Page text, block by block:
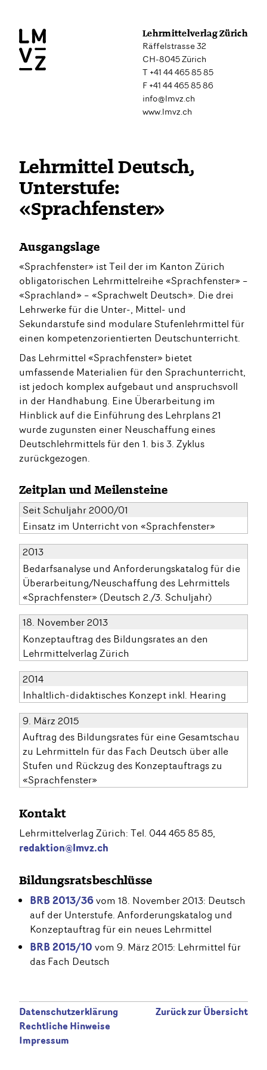
Lehrmittelverlag Zürich
Räffelstrasse 32
CH-8045 Zürich
T +41 44 465 85 85
F +41 44 465 85 86
info@lmvz.ch
www.lmvz.ch
Lehrmittel Deutsch,
Unterstufe:
«Sprachfenster»
Ausgangslage
«Sprachfenster» ist Teil der im Kanton Zürich
obligatorischen Lehrmittelreihe «Sprachfenster» –
«Sprachland» – «Sprachwelt Deutsch». Die drei
Lehrwerke für die Unter-, Mittel- und
Sekundarstufe sind modulare Stufenlehrmittel für
einen kompetenzorientierten Deutschunterricht.
Das Lehrmittel «Sprachfenster» bietet
umfassende Materialien für den Sprachunterricht,
ist jedoch komplex aufgebaut und anspruchsvoll
in der Handhabung. Eine Überarbeitung im
Hinblick auf die Einführung des Lehrplans 21
wurde zugunsten einer Neuschaffung eines
Deutschlehrmittels für den 1. bis 3. Zyklus
zurückgezogen.
Zeitplan und Meilensteine
Seit Schuljahr 2000/01
Einsatz im Unterricht von «Sprachfenster»
2013
Bedarfsanalyse und Anforderungskatalog für die
Überarbeitung/Neuschaffung des Lehrmittels
«Sprachfenster» (Deutsch 2./3. Schuljahr)
18. November 2013
Konzeptauftrag des Bildungsrates an den
Lehrmittelverlag Zürich
2014
Inhaltlich-didaktisches Konzept inkl. Hearing
9. März 2015
Auftrag des Bildungsrates für eine Gesamtschau
zu Lehrmitteln für das Fach Deutsch über alle
Stufen und Rückzug des Konzeptauftrags zu
«Sprachfenster»
Kontakt
Lehrmittelverlag Zürich: Tel. 044 465 85 85,
redaktion@lmvz.ch
Bildungsratsbeschlüsse
BRB 2013/36vom 18. November 2013: Deutsch
auf der Unterstufe. Anforderungskatalog und
Konzeptauftrag für ein neues Lehrmittel
BRB 2015/10 vom 9. März 2015: Lehrmittel für
das Fach Deutsch
Datenschutzerklärung
Rechtliche Hinweise
Impressum
Zurück zur Übersicht